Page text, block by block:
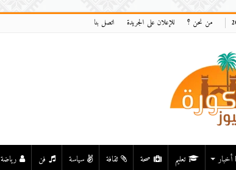
من نحن ؟ للإعلان على الجريدة اتصل بنا
أخبار تعليم صحة ثقافة سياسة فن رياضة